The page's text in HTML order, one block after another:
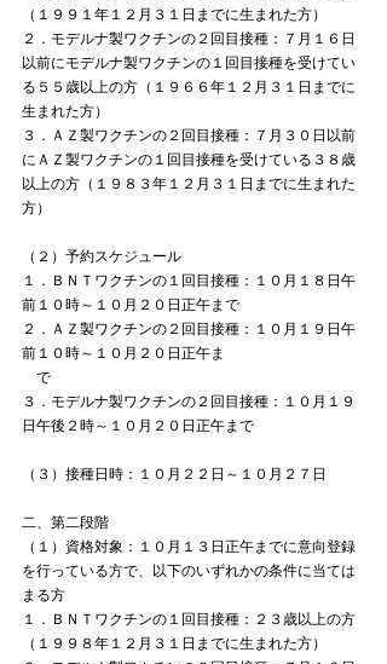
（１９９１年１２月３１日までに生まれた方）
２．モデルナ製ワクチンの２回目接種：７月１６日
以前にモデルナ製ワクチンの１回目接種を受けてい
る５５歳以上の方（１９６６年１２月３１日までに
生まれた方）
３．ＡＺ製ワクチンの２回目接種：７月３０日以前
にＡＺ製ワクチンの１回目接種を受けている３８歳
以上の方（１９８３年１２月３１日までに生まれた
方）
（２）予約スケジュール
１．ＢＮＴワクチンの１回目接種：１０月１８日午
前１０時～１０月２０日正午まで
２．ＡＺ製ワクチンの２回目接種：１０月１９日午
前１０時～１０月２０日正午ま
で
３．モデルナ製ワクチンの２回目接種：１０月１９
日午後２時～１０月２０日正午まで
（３）接種日時：１０月２２日～１０月２７日
二、第二段階
（１）資格対象：１０月１３日正午までに意向登録
を行っている方で、以下のいずれかの条件に当ては
まる方
１．ＢＮＴワクチンの１回目接種：２３歳以上の方
（１９９８年１２月３１日までに生まれた方）